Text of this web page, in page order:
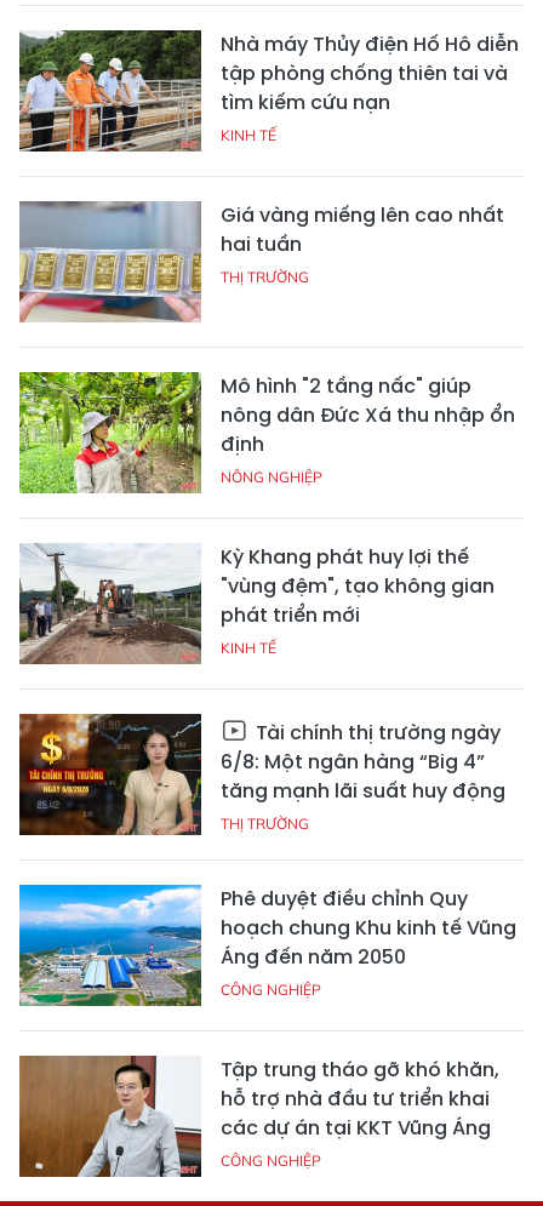
Nhà máy Thủy điện Hố Hô diễn
tập phòng chống thiên tai và
tìm kiếm cứu nạn
KINH TẾ
Giá vàng miếng lên cao nhất
hai tuần
THỊ TRƯỜNG
Mô hình "2 tầng nấc" giúp
nông dân Đức Xá thu nhập ổn
định
NÔNG NGHIỆP
Kỳ Khang phát huy lợi thế
"vùng đệm", tạo không gian
phát triển mới
KINH TẾ
Tài chính thị trường ngày
6/8: Một ngân hàng “Big 4”
tăng mạnh lãi suất huy động
THỊ TRƯỜNG
Phê duyệt điều chỉnh Quy
hoạch chung Khu kinh tế Vũng
Áng đến năm 2050
CÔNG NGHIỆP
Tập trung tháo gỡ khó khăn,
hỗ trợ nhà đầu tư triển khai
các dự án tại KKT Vũng Áng
CÔNG NGHIỆP